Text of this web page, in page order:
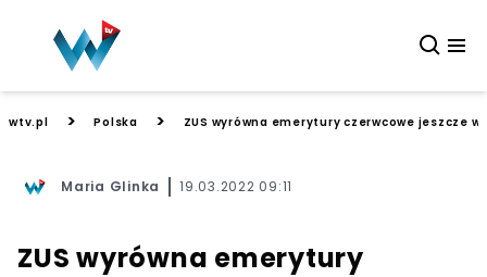
wtv.pl > Polska > ZUS wyrówna emerytury czerwcowe jeszcze
Maria Glinka 19.03.2022 09:11
ZUS wyrówna emerytury